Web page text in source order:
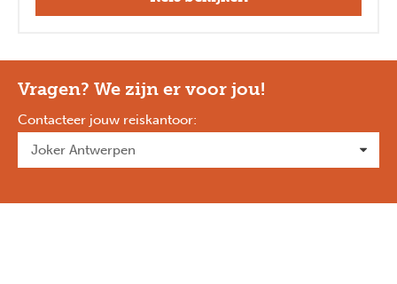
Vragen? We zijn er voor jou!
Contacteer jouw reiskantoor: